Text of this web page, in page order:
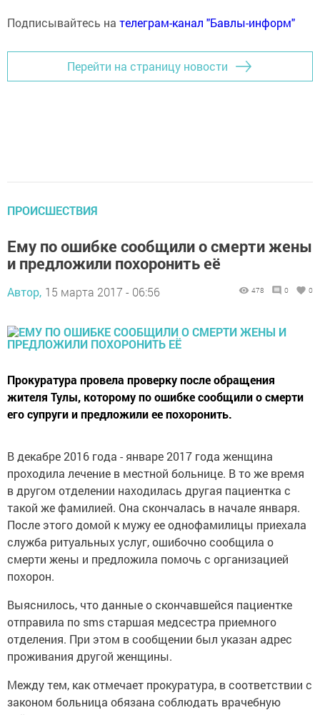
Подписывайтесь на телеграм-канал "Бавлы-информ"
Перейти на страницу новости
ПРОИСШЕСТВИЯ
Ему по ошибке сообщили о смерти жены
и предложили похоронить её
Автор, 15 марта 2017 - 06:56 478 0 0
Прокуратура провела проверку после обращения
жителя Тулы, которому по ошибке сообщили о смерти
его супруги и предложили ее похоронить.
В декабре 2016 года - январе 2017 года женщина
проходила лечение в местной больнице. В то же время
в другом отделении находилась другая пациентка с
такой же фамилией. Она скончалась в начале января.
После этого домой к мужу ее однофамилицы приехала
служба ритуальных услуг, ошибочно сообщила о
смерти жены и предложила помочь с организацией
похорон.
Выяснилось, что данные о скончавшейся пациентке
отправила по sms старшая медсестра приемного
отделения. При этом в сообщении был указан адрес
проживания другой женщины.
Между тем, как отмечает прокуратура, в соответствии с
законом больница обязана соблюдать врачебную